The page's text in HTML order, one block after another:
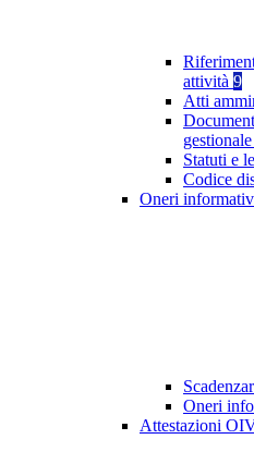
attività 9
Atti
gestionale
Statuti e
Codice
Oneri
Oneri
Attestazioni